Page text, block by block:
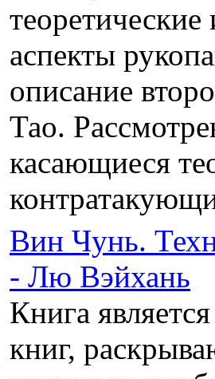
аспекты
описание
Тао.
касающиеся
Вин Чунь.
- Лю Вэйхань
Книга
книг,